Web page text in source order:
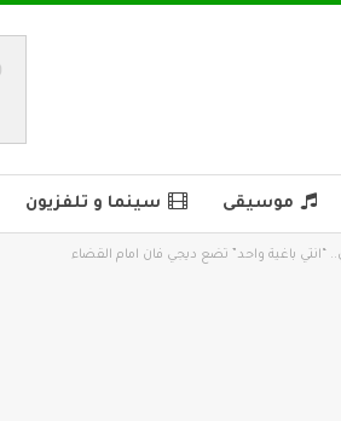
موسيقى سينما و تلفزيون
باغية واحد” تضع ديجي فان امام القضاء